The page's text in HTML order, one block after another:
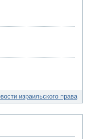
израильского права